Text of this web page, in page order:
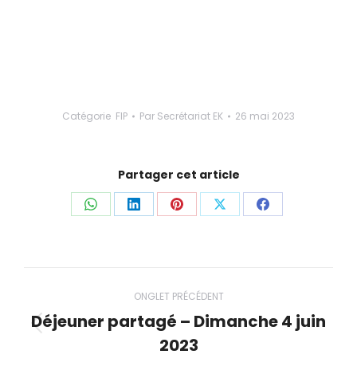
Catégorie FIP Par Secrétariat EK 26 mai 2023
Partager cet article
PartagerPartagerPartagerPartagerPartager
Navigation
de
commentaire
ONGLET PRÉCÉDENT
Onglet
précédent
Déjeuner partagé – Dimanche 4 juin
2023